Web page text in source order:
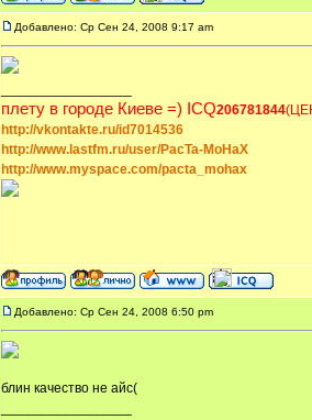
Добавлено: Ср Сен 24, 2008 9:17 am
плету в городе Киеве =) ICQ206781844
http://vkontakte.ru/id7014536
http://www.lastfm.ru/user/PacTa-MoHaX
http://www.myspace.com/pacta_mohax
Добавлено: Ср Сен 24, 2008 6:50 pm
блин качество не айс(